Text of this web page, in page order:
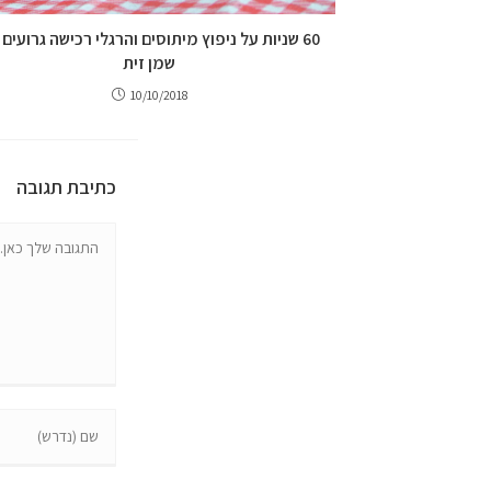
60 שניות על ניפוץ מיתוסים והרגלי רכישה
שמן זית
10/10/2018
כתיבת תגובה